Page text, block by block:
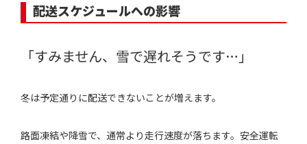
配送スケジュールへの影響
「すみません、雪で遅れそうです…」
冬は予定通りに配送できないことが増えます。
路面凍結や降雪で、通常より走行速度が落ちます。安全運転